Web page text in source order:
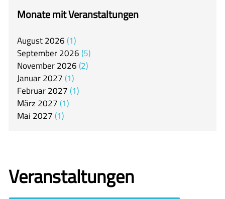
itslearning
Arbeitsgemeinschaften
Mensa
Unsere Schulgemeinschaft
Kontakt
Monate mit Veranstaltungen
August2026 1
September2026 5
November2026 2
Januar2027 1
Februar2027 1
März 2027 1
Mai 2027 1
Veranstaltungen